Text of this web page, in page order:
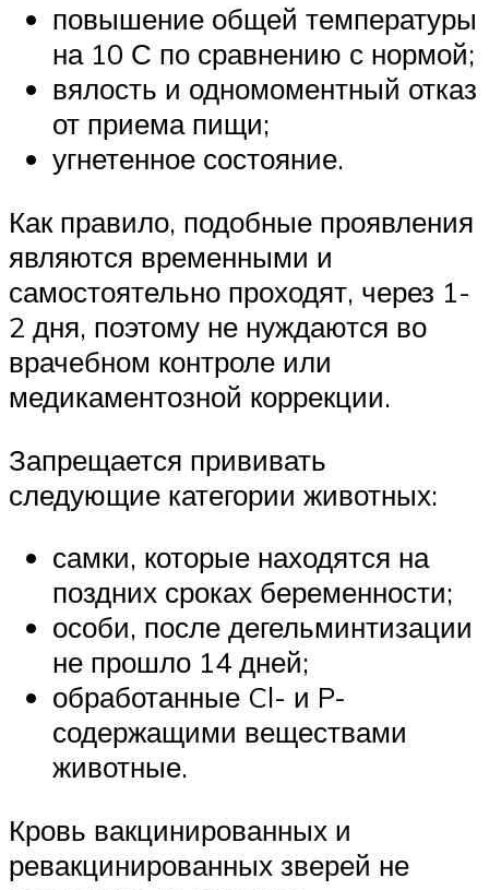
повышение общей температуры
на 10 С по сравнению с нормой;
вялость и одномоментный отказ
от приема пищи;
угнетенное состояние.
Как правило, подобные проявления
являются временными и
самостоятельно проходят, через 1-
2 дня, поэтому не нуждаются во
врачебном контроле или
медикаментозной коррекции.
Запрещается прививать
следующие категории животных:
самки, которые находятся на
поздних сроках беременности;
особи, после дегельминтизации
не прошло 14 дней;
обработанные Cl- и P-
содержащими веществами
животные.
Кровь вакцинированных и
ревакцинированных зверей не